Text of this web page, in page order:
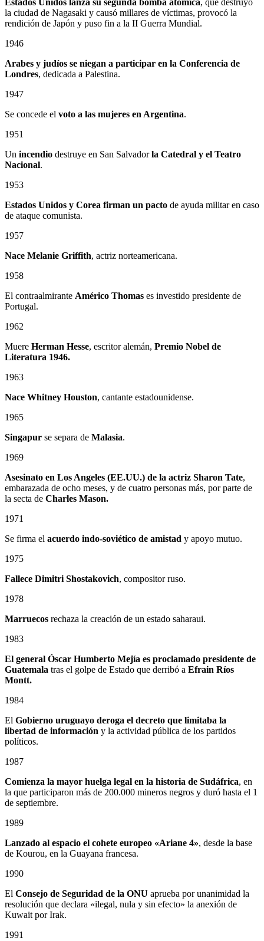
Estados Unidos lanza su segunda bomba atómica, que destruyó
la ciudad de Nagasaki y causó millares de víctimas, provocó la
rendición de Japón y puso fin a la II Guerra Mundial.
1946
Arabes y judíos se niegan a participar en la Conferencia de
Londres, dedicada a Palestina.
1947
Se concede el voto a las mujeres en Argentina.
1951
Un incendio destruye en San Salvadorla Catedral y el Teatro
Nacional.
1953
Estados Unidos y Corea firman un pacto de ayuda militar en caso
de ataque comunista.
1957
Nace Melanie Griffith, actriz norteamericana.
1958
El contraalmirante Américo Thomas es investido presidente de
Portugal.
1962
Muere Herman Hesse, escritor alemán, Premio Nobel de
Literatura 1946.
1963
Nace Whitney Houston, cantante estadounidense.
1965
Singapur se separa de Malasia.
1969
Asesinato en Los Angeles (EE.UU.) de la actriz Sharon Tate,
embarazada de ocho meses, y de cuatro personas más, por parte de
la secta de Charles Mason.
1971
Se firma el acuerdo indo-soviético de amistad y apoyo mutuo.
1975
Fallece Dimitri Shostakovich, compositor ruso.
1978
Marruecos rechaza la creación de un estado saharaui.
1983
El general Óscar Humberto Mejía es proclamado presidente de
Guatemala tras el golpe de Estado que derribó a Efrain Ríos
Montt.
1984
El Gobierno uruguayo deroga el decreto que limitaba la
libertad de información y la actividad pública de los partidos
políticos.
1987
Comienza la mayor huelga legal en la historia de Sudáfrica, en
la que participaron más de 200.000 mineros negros y duró hasta el 1
de septiembre.
1989
Lanzado al espacio el cohete europeo «Ariane 4», desde la base
de Kourou, en la Guayana francesa.
1990
El Consejo de Seguridad de la ONU aprueba por unanimidad la
resolución que declara «ilegal, nula y sin efecto» la anexión de
Kuwait por Irak.
1991